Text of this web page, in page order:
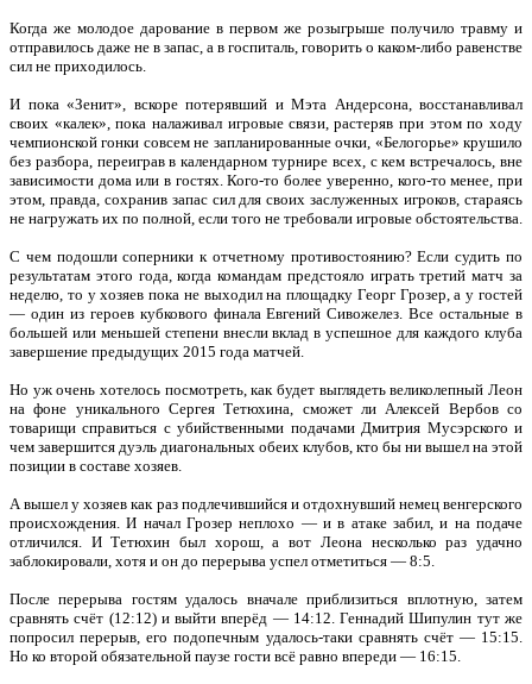
Когда же молодое дарование в первом же розыгрыше получило травму и
отправилось даже не в запас, а в госпиталь, говорить о каком-либо равенстве
сил не приходилось.
И пока «Зенит», вскоре потерявший и Мэта Андерсона, восстанавливал
своих «калек», пока налаживал игровые связи, растеряв при этом по ходу
чемпионской гонки совсем не запланированные очки, «Белогорье» крушило
без разбора, переиграв в календарном турнире всех, с кем встречалось, вне
зависимости дома или в гостях. Кого-то более уверенно, кого-то менее, при
этом, правда, сохранив запас сил для своих заслуженных игроков, стараясь
не нагружать их по полной, если того не требовали игровые обстоятельства.
С чем подошли соперники к отчетному противостоянию? Если судить по
результатам этого года, когда командам предстояло играть третий матч за
неделю, то у хозяев пока не выходил на площадку Георг Грозер, а у гостей
— один из героев кубкового финала Евгений Сивожелез. Все остальные в
большей или меньшей степени внесли вклад в успешное для каждого клуба
завершение предыдущих 2015 года матчей.
Но уж очень хотелось посмотреть, как будет выглядеть великолепный Леон
на фоне уникального Сергея Тетюхина, сможет ли Алексей Вербов со
товарищи справиться с убийственными подачами Дмитрия Мусэрского и
чем завершится дуэль диагональных обеих клубов, кто бы ни вышел на этой
позиции в составе хозяев.
А вышел у хозяев как раз подлечившийся и отдохнувший немец венгерского
происхождения. И начал Грозер неплохо — и в атаке забил, и на подаче
отличился. И Тетюхин был хорош, а вот Леона несколько раз удачно
заблокировали, хотя и он до перерыва успел отметиться — 8:5.
После перерыва гостям удалось вначале приблизиться вплотную, затем
сравнять счёт (12:12) и выйти вперёд — 14:12. Геннадий Шипулин тут же
попросил перерыв, его подопечным удалось-таки сравнять счёт — 15:15.
Но ко второй обязательной паузе гости всё равно впереди — 16:15.